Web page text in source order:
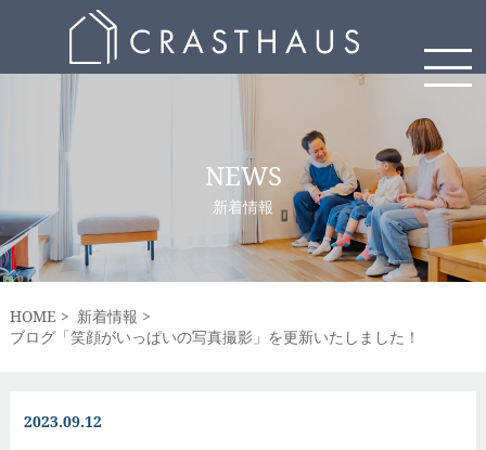
NEWS
新着情報
HOME
新着情報
ブログ「笑顔がいっぱいの写真撮影」を更新いたしました！
2023.09.12